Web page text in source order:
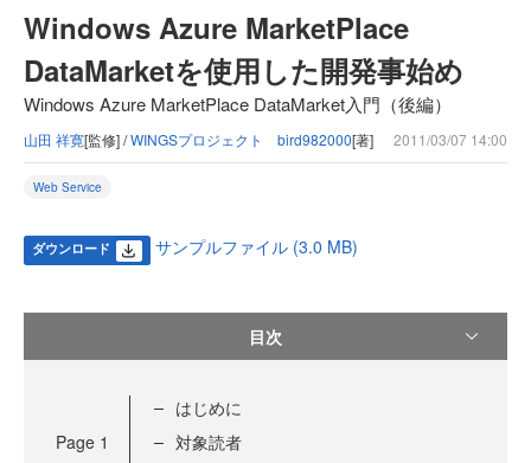
Windows Azure MarketPlace
DataMarketを使用した開発事始め
Windows Azure MarketPlace DataMarket入門（後編）
山田 祥寛[監修] /WINGSプロジェクト bird982000[著] 2011/03/07 14:00
Web Service
ダウンロード サンプルファイル (3.0 MB)
目次
Page 1
はじめに
対象読者